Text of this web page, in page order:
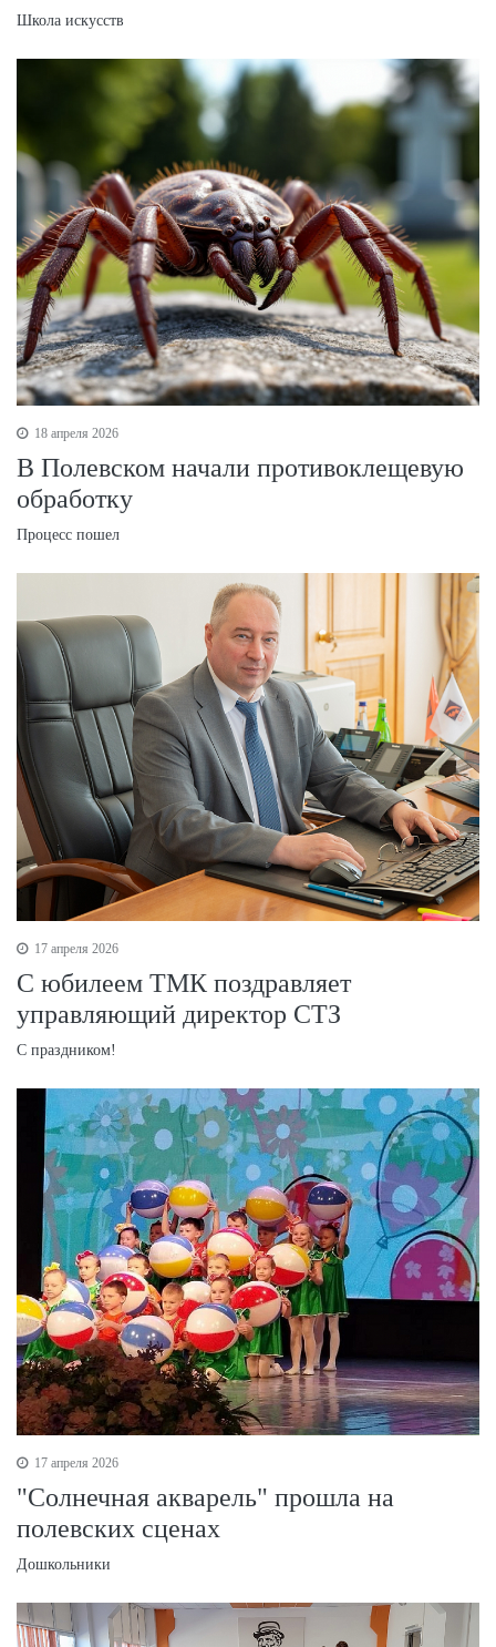
Школа искусств
18 апреля 2026
В Полевском начали противоклещевую
обработку
Процесс пошел
17 апреля 2026
С юбилеем ТМК поздравляет
управляющий директор СТЗ
С праздником!
17 апреля 2026
"Солнечная акварель" прошла на
полевских сценах
Дошкольники